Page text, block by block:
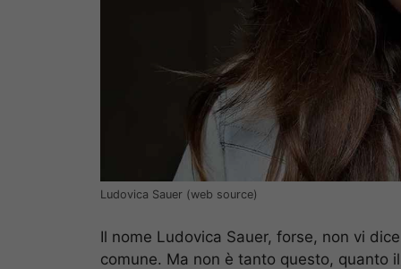
Ludovica Sauer (web source)
Il nome Ludovica Sauer, forse, non vi
comune. Ma non è tanto questo, quanto